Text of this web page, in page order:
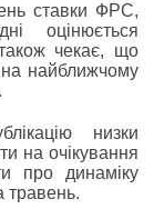
ставки ФРС,
оцінюється
чекає, що
найближчому
низки
на очікування
про динаміку
травень.